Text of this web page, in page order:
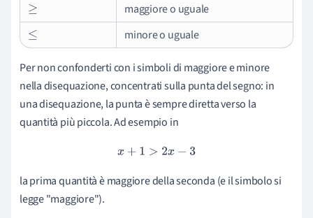
≥
maggiore o uguale
≤
minore o uguale
Per non confonderti con i simboli di maggiore e minore
nella disequazione, concentrati sulla punta del segno: in
una disequazione, la punta è sempre diretta verso la
quantità più piccola. Ad esempio in
x+ 1>2 x−3
la prima quantità è maggiore della seconda (e il simbolo si
legge "maggiore").